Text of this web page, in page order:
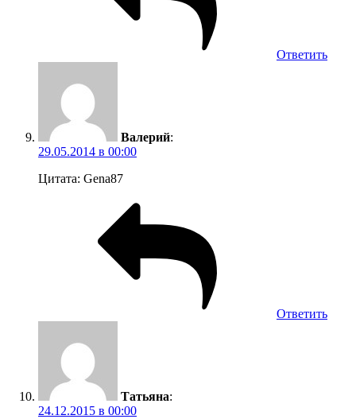
Ответить
Валерий:
29.05.2014 в 00:00
Цитата: Gena87
Ответить
Татьяна:
24.12.2015 в 00:00